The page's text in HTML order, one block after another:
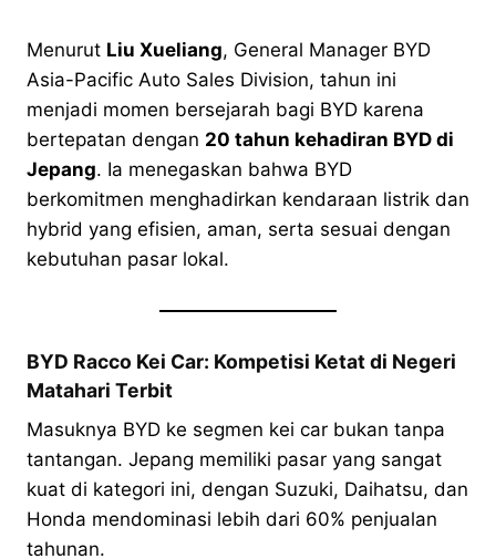
Menurut Liu Xueliang, General Manager BYD
Asia-Pacific Auto Sales Division, tahun ini
menjadi momen bersejarah bagi BYD karena
bertepatan dengan 20 tahun kehadiran BYD di
Jepang. Ia menegaskan bahwa BYD
berkomitmen menghadirkan kendaraan listrik dan
hybrid yang efisien, aman, serta sesuai dengan
kebutuhan pasar lokal.
BYD Racco Kei Car: Kompetisi Ketat di Negeri
Matahari Terbit
Masuknya BYD ke segmen kei car bukan tanpa
tantangan. Jepang memiliki pasar yang sangat
kuat di kategori ini, dengan Suzuki, Daihatsu, dan
Honda mendominasi lebih dari 60% penjualan
tahunan.